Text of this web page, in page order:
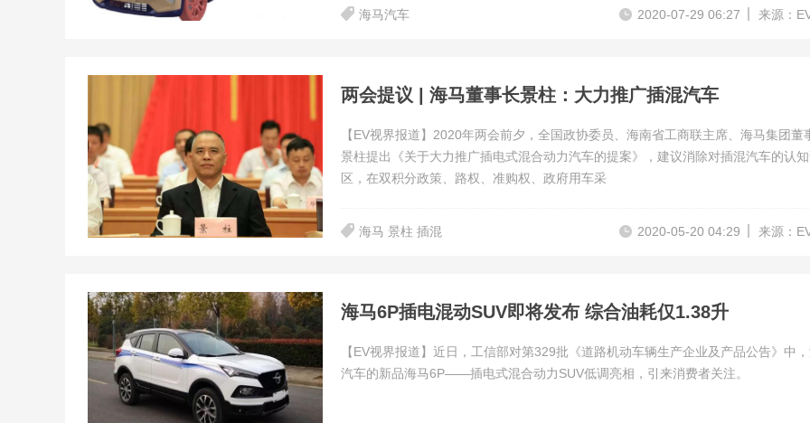
海马汽车 来源：
2020-07-29 06:27
两会提议 | 海马董事长景柱：大力推广插混汽车
【EV视界报道】2020年两会前夕，全国政协委员、海南省工商联主席、海马集团董
景柱提出《关于大力推广插电式混合动力汽车的提案》，建议消除对插混汽车的认
区，在双积分政策、路权、准购权、政府用车采
海马 景柱 插混 来源：
2020-05-20 04:29
海马6P插电混动SUV即将发布 综合油耗仅1.38升
【EV视界报道】近日，工信部对第329批《道路机动车辆生产企业及产品公告》中
汽车的新品海马6P——插电式混合动力SUV低调亮相，引来消费者关注。